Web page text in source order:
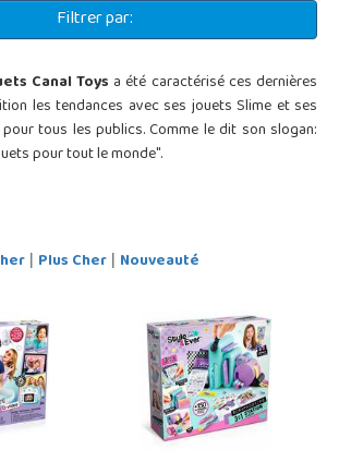
Filtrer par:
Canal Toys a été caractérisé ces dernières
les tendances avec ses jouets Slime et ses
tous les publics. Comme le dit son slogan:
pour tout le monde".
| Plus Cher | Nouveauté